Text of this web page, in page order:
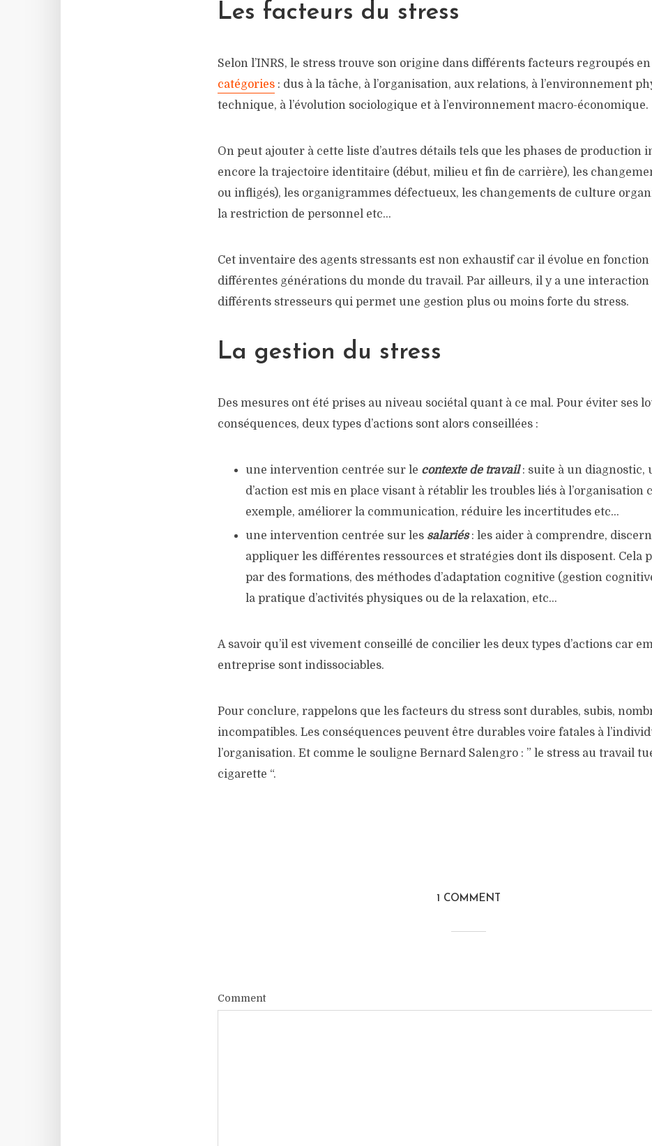
Les facteurs du stress
Selon l’INRS, le stress trouve son origine dans différents facteurs regroupés en
catégories : dus à la tâche, à l’organisation, aux relations, à l’environnement
technique, à l’évolution sociologique et à l’environnement macro-économique.
On peut ajouter à cette liste d’autres détails tels que les phases de production
encore la trajectoire identitaire (début, milieu et fin de carrière), les
ou infligés), les organigrammes défectueux, les changements de culture
la restriction de personnel etc…
Cet inventaire des agents stressants est non exhaustif car il évolue en fonction
différentes générations du monde du travail. Par ailleurs, il y a une interaction
différents stresseurs qui permet une gestion plus ou moins forte du stress.
La gestion du stress
Des mesures ont été prises au niveau sociétal quant à ce mal. Pour éviter ses
conséquences, deux types d’actions sont alors conseillées :
une intervention centrée sur le contexte de travail: suite à un diagnostic,
d’action est mis en place visant à rétablir les troubles liés à l’organisation
exemple, améliorer la communication, réduire les incertitudes etc…
une intervention centrée sur les salariés: les aider à comprendre,
appliquer les différentes ressources et stratégies dont ils disposent. Cela
par des formations, des méthodes d’adaptation cognitive (gestion
la pratique d’activités physiques ou de la relaxation, etc…
A savoir qu’il est vivement conseillé de concilier les deux types d’actions car
entreprise sont indissociables.
Pour conclure, rappelons que les facteurs du stress sont durables, subis,
incompatibles. Les conséquences peuvent être durables voire fatales à
l’organisation. Et comme le souligne Bernard Salengro : ” le stress au travail
cigarette “.
1 COMMENT
Comment